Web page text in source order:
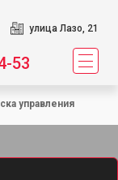
улица Лазо, 21
53
управления